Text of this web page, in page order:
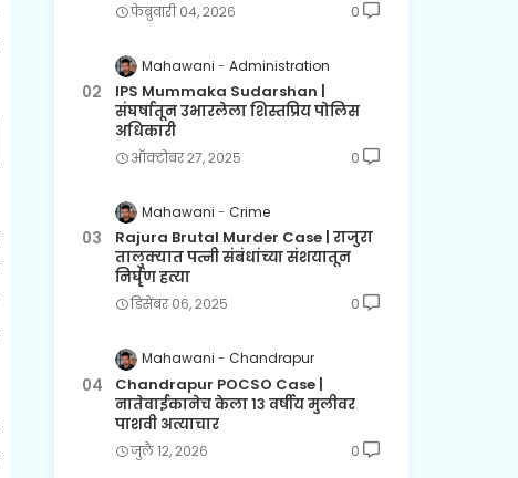
फेब्रुवारी ०४, २०२६ 0
Mahawani Administration
IPS Mummaka Sudarshan |
संघर्षातून उभारलेला शिस्तप्रिय पोलिस
अधिकारी
ऑक्टोबर २७, २०२५ 0
Mahawani Crime
Rajura Brutal Murder Case | राजुरा
तालुक्यात पत्नी संबंधांच्या संशयातून
निर्घृण हत्या
डिसेंबर ०६, २०२५ 0
Mahawani Chandrapur
Chandrapur POCSO Case |
नातेवाईकानेच केला १३ वर्षीय मुलीवर
पाशवी अत्याचार
जुलै १२, २०२६ 0